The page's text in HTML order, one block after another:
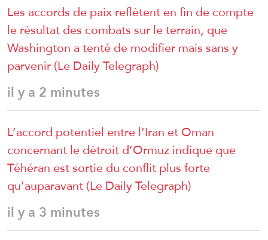
Les accords de paix reflètent en fin de compte
le résultat des combats sur le terrain, que
Washington a tenté de modifier mais sans y
parvenir (Le Daily Telegraph)
il y a 2 minutes
L’accord potentiel entre l’Iran et Oman
concernant le détroit d’Ormuz indique que
Téhéran est sortie du conflit plus forte
qu’auparavant (Le Daily Telegraph)
il y a 3 minutes